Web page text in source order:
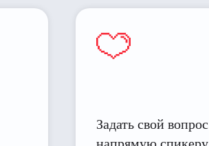
Задать свой вопрос